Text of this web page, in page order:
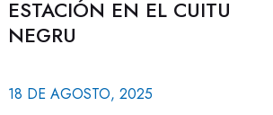
ESTACIÓN EN EL CUITU
NEGRU
18 DE AGOSTO, 2025